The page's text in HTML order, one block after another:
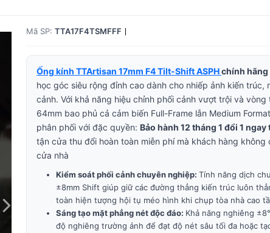
Mã SP: TTA17F4TSMFFF
Ống kính TTArtisan 17mm F4 Tilt-Shift ASPHchính hãng
học góc siêu rộng đỉnh cao dành cho nhiếp ảnh kiến trúc,
cảnh. Với khả năng hiệu chỉnh phối cảnh vượt trội và vòng
64mm bao phủ cả cảm biến Full-Frame lẫn Medium
phân phối với đặc quyền: Bảo hành 12 tháng 1 đổi 1 ngay
tận cửa thu đổi hoàn toàn miễn phí mà khách hàng không
cửa nhà
Kiểm soát phối cảnh chuyên nghiệp: Tính năng dịch
±8mm Shift giúp giữ các đường thẳng kiến trúc luôn
toàn hiện tượng hội tụ méo hình khi chụp tòa nhà cao
Sáng tạo mặt phẳng nét độc đáo: Khả năng nghiêng
độ nghiêng trường ảnh để đạt độ nét sâu tối đa hoặc
5x
0 đ